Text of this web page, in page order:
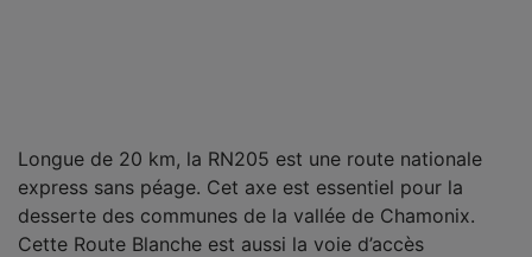
Longue de 20 km, la RN205 est une route nationale
express sans péage. Cet axe est essentiel pour la
desserte des communes de la vallée de Chamonix.
Cette Route Blanche est aussi la voie d’accès